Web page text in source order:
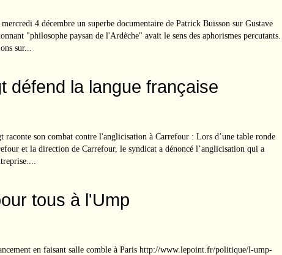
4 décembre un superbe documentaire de Patrick Buisson sur Gustave
"philosophe paysan de l'Ardèche" avait le sens des aphorismes percutants.
sur...
défend la langue française
raconte son combat contre l'anglicisation à Carrefour : Lors d’une table ronde
et la direction de Carrefour, le syndicat a dénoncé l’anglicisation qui a
tous à l'Ump
en faisant salle comble à Paris http://www.lepoint.fr/politique/l-ump-